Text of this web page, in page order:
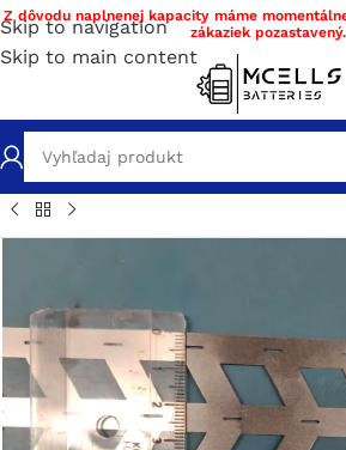
Skip to navigation
Skip to main content
Z dôvodu naplnenej kapacity máme
zákaziek pozastavený.
/Niklové prepojnice/Niklové